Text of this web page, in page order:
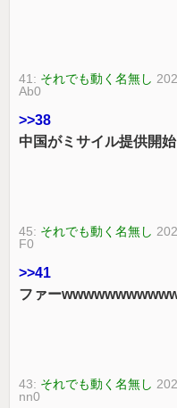
41: それでも動く名無し
Ab0
>>38
中国がミサイル提供開
45: それでも動く名無し
F0
>>41
ファー
43: それでも動く名無し
nn0